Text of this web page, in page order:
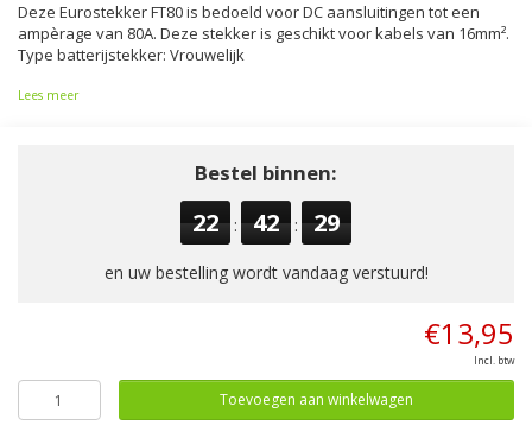
Deze Eurostekker FT80 is bedoeld voor DC aansluitingen tot een
ampèrage van 80A. Deze stekker is geschikt voor kabels van 16mm².
Type batterijstekker: Vrouwelijk
Lees meer
Bestel binnen:
22 : 42 : 28
en uw bestelling wordt vandaag verstuurd!
€13,95
Incl. btw
Toevoegen aan winkelwagen